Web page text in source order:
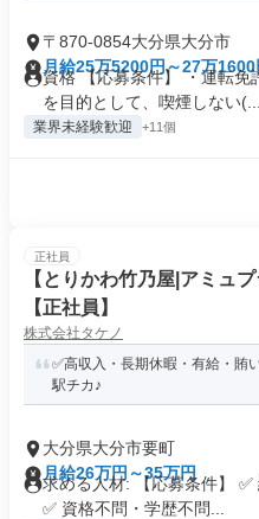
〒870-0854大分県大分市
月給25万5200円～27万1600
資格 【応募条件】 ・運転免
を目的として、喫煙しない(...
業界未経験歓迎 +11個
正社員
【とりかわ竹乃屋|アミュ
【正社員】
株式会社タケノ
✅高収入・長期休暇・有給・賄
駅チカ♪
大分県大分市要町
月給26万円～35万円
求める人材: 【応募条件】
✅ 資格不問・学歴不問...